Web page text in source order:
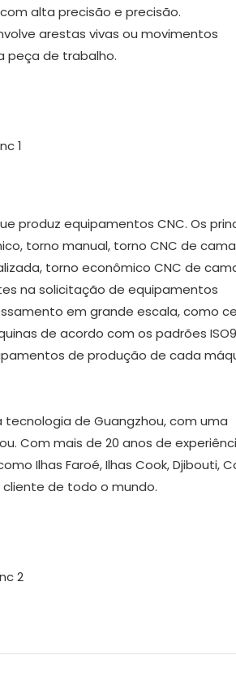
alta precisão e precisão.
arestas vivas ou movimentos
peça de trabalho.
produz equipamentos CNC. Os
torno manual, torno CNC de cama
torno econômico CNC de
na solicitação de equipamentos
em grande escala, como
de acordo com os padrões
de produção de cada
de Guangzhou, com uma
Com mais de 20 anos de
Ilhas Faroé, Ilhas Cook, Djibouti,
cliente de todo o mundo.